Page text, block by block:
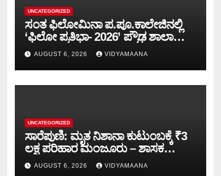
UNCATEGORIZED
ಸಂತ ಫಿಲೋಮಿನಾ ಪ.ಪೂ.ಕಾಲೇಜಿನಲ್ಲಿ
‘ಫಿಲೋ ಪ್ರತಿಭಾ- 2026’ ಪ್ರೌಢ ಶಾಲಾ
ಮಟ್ಟದ ಸ್ಪರ್ಧೆ-ಪಠ್ಯೇತರ ಚಟುವಟಿಕೆಗಳು
ವ್ಯಕ್ತಿತ್ವ ರೂಪಿಸುತ್ತವೆ: ವಿಷ್ಣುಪ್ರಸಾದ್
AUGUST 6, 2026 VIDYAMAANA
UNCATEGORIZED
ಸಾರೆಪುಣಿ: ಮೃತ ನಿಶಾನಾ ಕುಟುಂಬಕ್ಕೆ ₹3
ಲಕ್ಷ ಪರಿಹಾರ ಮಂಜೂರು – ಶಾಸಕ
ಅಶೋಕ್ ರೈ
AUGUST 6, 2026 VIDYAMAANA